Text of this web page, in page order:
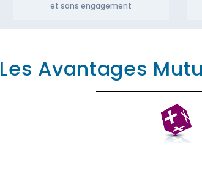
et sans engagement
Les Avantages